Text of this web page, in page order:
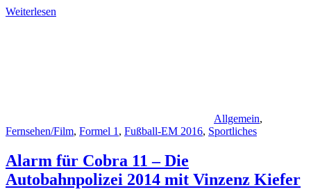
Weiterlesen
Allgemein,
Fernsehen/Film, Formel 1 , Fußball-EM 2016, Sportliches
Alarm für Cobra 11 – Die
Autobahnpolizei 2014 mit Vinzenz Kiefer